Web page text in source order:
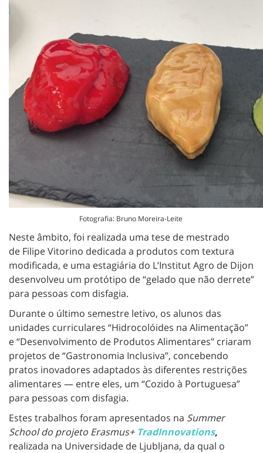
Fotografia: Bruno Moreira-Leite
Neste âmbito, foi realizada uma tese de mestrado
de Filipe Vitorino dedicada a produtos com textura
modificada, e uma estagiária do L’Institut Agro de Dijon
desenvolveu um protótipo de “gelado que não derrete”
para pessoas com disfagia.
Durante o último semestre letivo, os alunos das
unidades curriculares “Hidrocolóides na Alimentação”
e “Desenvolvimento de Produtos Alimentares” criaram
projetos de “Gastronomia Inclusiva”, concebendo
pratos inovadores adaptados às diferentes restrições
alimentares — entre eles, um “Cozido à Portuguesa”
para pessoas com disfagia.
Estes trabalhos foram apresentados na Summer
School do projeto Erasmus+ TradInnovations,
realizada na Universidade de Ljubljana, da qual o